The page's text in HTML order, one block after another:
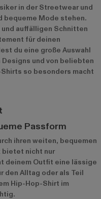
in der Streetwear und
bequeme Mode stehen.
auffälligen Schnitten
für deinen
du eine große Auswahl
und von beliebten
so besonders macht
Passform
ihren weiten, bequemen
bietet nicht nur
deinem Outfit eine lässige
den Alltag oder als Teil
Hip-Hop-Shirt im